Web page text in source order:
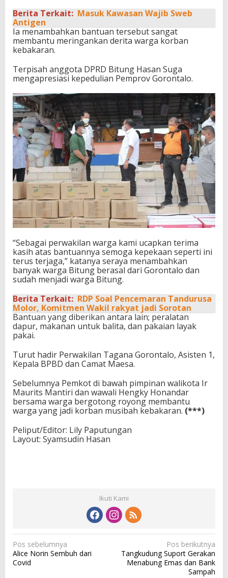
Berita Terkait: Masuk Kawasan Wajib Sweb
Antigen
Ia menambahkan bantuan tersebut sangat
membantu meringankan derita warga korban
kebakaran.
Terpisah anggota DPRD Bitung Hasan Suga
mengapresiasi kepedulian Pemprov Gorontalo.
“Sebagai perwakilan warga kami ucapkan terima
kasih atas bantuannya semoga kepekaan seperti ini
terus terjaga,” katanya seraya menambahkan
banyak warga Bitung berasal dari Gorontalo dan
sudah menjadi warga Bitung.
Berita Terkait: RDP Soal Pencemaran Tandurusa
Molor, Komitmen Wakil rakyat jadi Sorotan
Bantuan yang diberikan antara lain; peralatan
dapur, makanan untuk balita, dan pakaian layak
pakai.
Turut hadir Perwakilan Tagana Gorontalo, Asisten 1,
Kepala BPBD dan Camat Maesa.
Sebelumnya Pemkot di bawah pimpinan walikota Ir
Maurits Mantiri dan wawali Hengky Honandar
bersama warga bergotong royong membantu
warga yang jadi korban musibah kebakaran. (***)
Peliput/Editor: Lily Paputungan
Layout: Syamsudin Hasan
Ikuti Kami
N
a
Pos sebelumnya
Alice Norin Sembuh dari
Covid
Pos berikutnya
Tangkudung Suport Gerakan
Menabung Emas dan Bank
Sampah